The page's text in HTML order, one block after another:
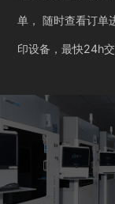
单， 随时查看订单
印设备，最快24h交